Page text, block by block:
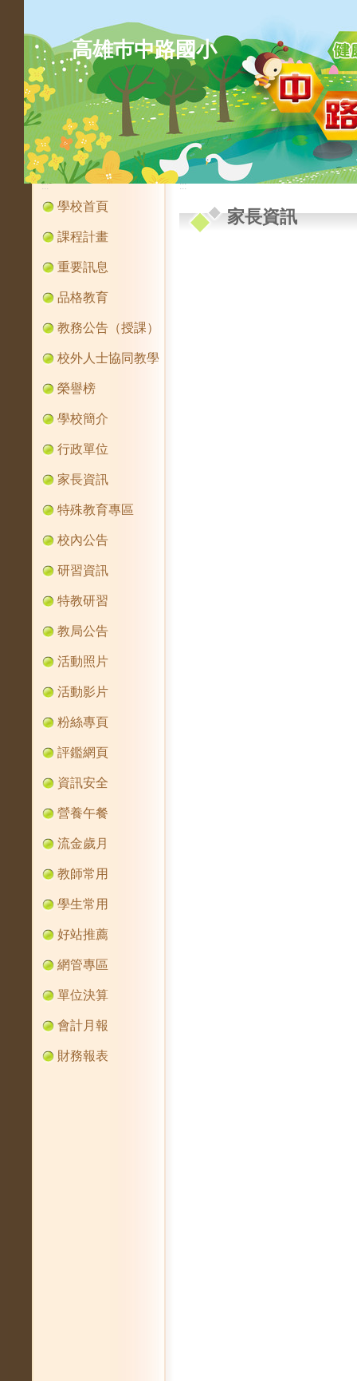
高雄巿中路國小
:::
學校首頁
課程計畫
重要訊息
品格教育
教務公告（授課）
校外人士協同教學
榮譽榜
學校簡介
行政單位
家長資訊
特殊教育專區
校內公告
研習資訊
特教研習
教局公告
活動照片
活動影片
粉絲專頁
評鑑網頁
資訊安全
營養午餐
流金歲月
教師常用
學生常用
好站推薦
網管專區
單位決算
會計月報
財務報表
:::
家長資訊